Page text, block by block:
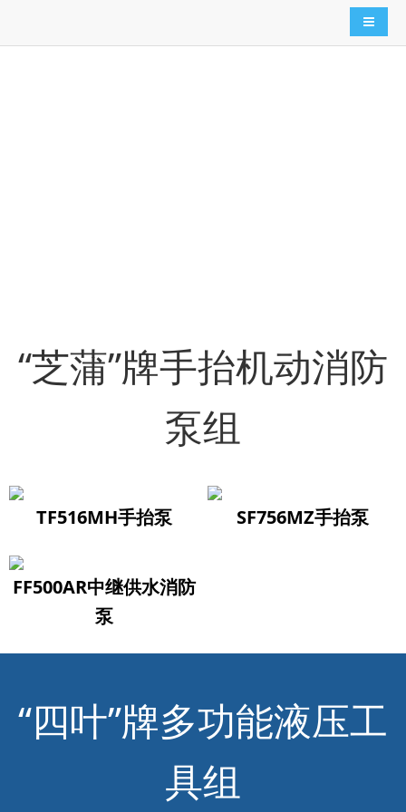
导航切
“芝蒲”牌手抬机动消防
泵组
TF516MH手抬泵 SF756MZ手抬泵
FF500AR中继供水消防
泵
“四叶”牌多功能液压工
具组